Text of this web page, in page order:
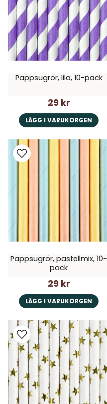
Pappsugrör, lila, 10-pack
29 kr
LÄGG I VARUKORGEN
Pappsugrör, pastellmix, 10-
pack
29 kr
LÄGG I VARUKORGEN